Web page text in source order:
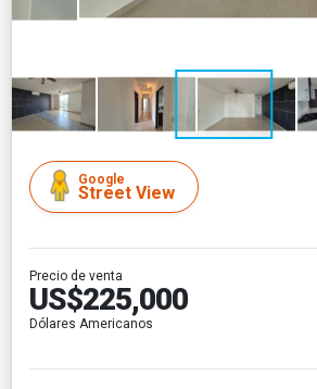
Google
Street View
Precio de venta
US$225,000
Dólares Americanos